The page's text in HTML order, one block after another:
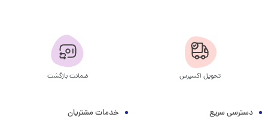
تحویل اکسپرس ضمانت بازگشت
دسترسی سریع خدمات مشتریان